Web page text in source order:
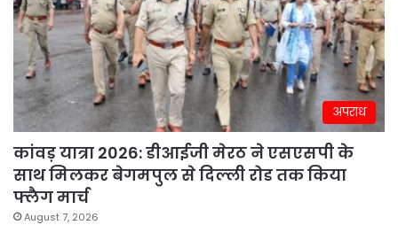
अपराध
कांवड़ यात्रा 2026: डीआईजी मेरठ ने एसएसपी के
साथ मिलकर बेगमपुल से दिल्ली रोड तक किया
फ्लैग मार्च
August 7, 2026